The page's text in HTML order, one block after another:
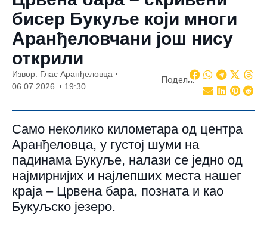
бисер Букуље који многи
Аранђеловчани још нису
открили
Извор: Глас Аранђеловца
06.07.2026.
19:30
Подели:
Само неколико километара од центра
Аранђеловца, у густој шуми на
падинама Букуље, налази се једно од
најмирнијих и најлепших места нашег
краја – Црвена бара, позната и као
Букуљско језеро.